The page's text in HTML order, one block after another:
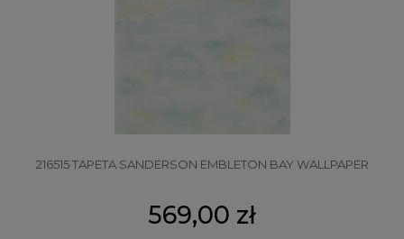
216515 TAPETA SANDERSON EMBLETON BAY WALLPAPER
569,00 zł